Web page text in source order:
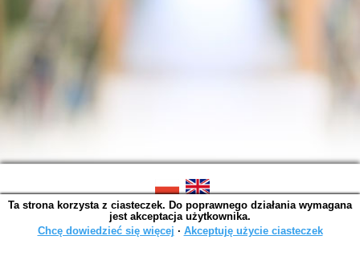
SOWA OPAC v. 6.11.10 (2026-07-24)
Wygenerowano w 0,0015 s.
Ta strona korzysta z ciasteczek. Do poprawnego działania wymagana
jest akceptacja użytkownika.
Chcę dowiedzieć się więcej ∙ Akceptuję użycie ciasteczek